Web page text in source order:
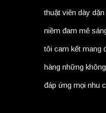
thuật viên dày
niềm đam mê
tôi cam kết mang
hàng những
đáp ứng mọi nhu